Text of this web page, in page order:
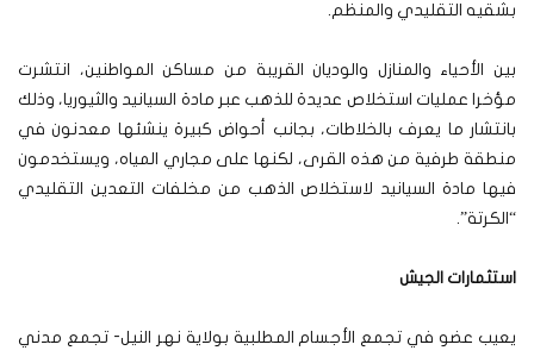
بشقيه التقليدي والمنظم.
بين الأحياء والمنازل والوديان القريبة من مساكن المواطنين، انتشرت
مؤخرا عمليات استخلاص عديدة للذهب عبر مادة السيانيد والثيوريا، وذلك
بانتشار ما يعرف بالخلاطات، بجانب أحواض كبيرة ينشئها معدنون في
منطقة طرفية من هذه القرى، لكنها على مجاري المياه، ويستخدمون
فيها مادة السيانيد لاستخلاص الذهب من مخلفات التعدين التقليدي
“الكرتة”.
استثمارات الجيش
يعيب عضو في تجمع الأجسام المطلبية بولاية نهر النيل- تجمع مدني